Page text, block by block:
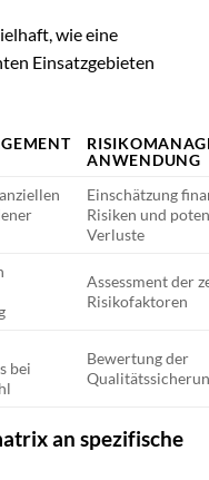
wie eine
Einsatzgebieten
ANWENDUNG
Einschätzung
Risiken und
Verluste
Assessment der
Risikofaktoren
bei
Bewertung der
an spezifische